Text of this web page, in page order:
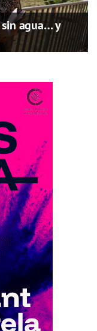
sin agua… y